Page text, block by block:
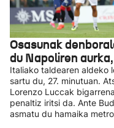
Osasunak
du Napoliren
Italiako taldearen aldeko
sartu du, 27. minutuan.
Lorenzo Luccak
penaltiz iritsi da. Ante
asmatu du hamaika